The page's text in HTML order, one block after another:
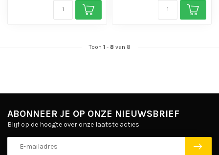
Toon 1- 8 van 8
ABONNEER JE OP ONZE NIEUWSBRIEF
Blijf op de hoogte over onze laatste acties